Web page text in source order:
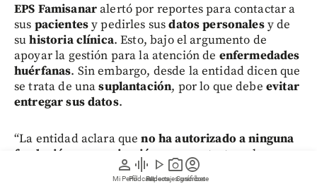
person
Mi Perfil
graphic_eq
Pódcast
play_arrow
Videos
photo_camera
Reportajes gráficos
account_circle
Suscríbete
EPS Famisanaralertó por reportes para contactar a
sus pacientesy pedirles susdatos personalesy de
suhistoria clínica. Esto, bajo el argumento de
apoyar la gestión para la atención de enfermedades
huérfanas. Sin embargo, desde la entidad dicen que
se trata de unasuplantación, por lo que debe evitar
entregar sus datos.
“La entidad aclara queno ha autorizado a ninguna
fundación u organización
para contactar a los
afiliados en nombre deEPS Famisanar